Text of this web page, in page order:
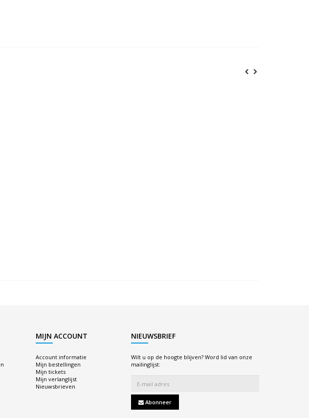
MIJN ACCOUNT
Account informatie
Mijn bestellingen
Mijn tickets
Mijn verlanglijst
Nieuwsbrieven
NIEUWSBRIEF
Wilt u op de hoogte blijven? Word lid van onze
mailinglijst:
Abonneer